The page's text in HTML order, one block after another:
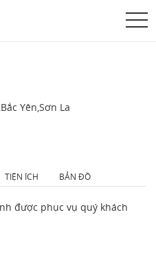
Yên,Sơn La
TIỆN ÍCH BẢN ĐỒ
được phục vụ quý khách